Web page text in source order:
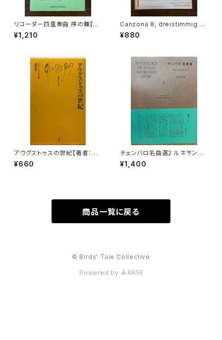
リコーダー四重奏曲 序の舞【著
者：高橋一雄】出版社：高橋教育
音楽研究所 平成18年
¥1,210
Canzona 8, dreistimmig mi
t Basso continuo【著者：GIO
VANNI BATTISTA RICCIO】
¥880
アウグストゥスの世紀【著者：ピ
エール・グリマル, 訳：北野徹】出
版社：白水社 2004年
¥660
チェンバロ名曲選2 ルネサンス
からロココまで【編集：野村満
男】出版：東京コレギウム 199
¥1,400
商品一覧に戻る
© Birds' Tale Collective
Powered by